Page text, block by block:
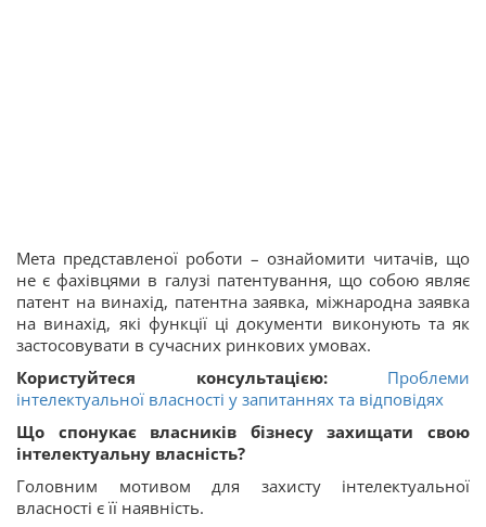
Мета представленої роботи – ознайомити читачів, що
не є фахівцями в галузі патентування, що собою являє
патент на винахід, патентна заявка, міжнародна заявка
на винахід, які функції ці документи виконують та як
застосовувати в сучасних ринкових умовах.
Користуйтеся консультацією: Проблеми
інтелектуальної власності у запитаннях та відповідях
Що спонукає власників бізнесу захищати свою
інтелектуальну власність?
Головним мотивом для захисту інтелектуальної
власності є її наявність.